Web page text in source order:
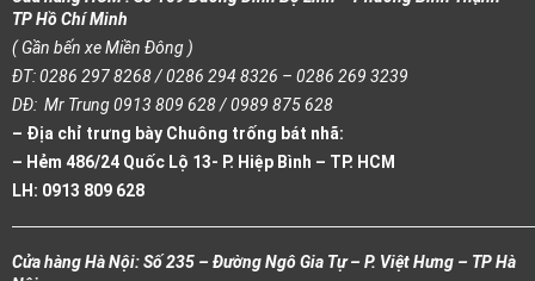
TP Hồ Chí Minh
( Gần bến xe Miền Đông )
ĐT: 0286 297 8268 / 0286 294 8326 – 0286 269 3239
DĐ: Mr Trung 0913 809 628 / 0989 875 628
– Địa chỉ trưng bày Chuông trống bát nhã:
– Hẻm 486/24 Quốc Lộ 13- P. Hiệp Bình – TP. HCM
LH: 0913 809 628
Cửa hàng Hà Nội: Số 235 – Đường Ngô Gia Tự – P. Việt Hưng – TP Hà